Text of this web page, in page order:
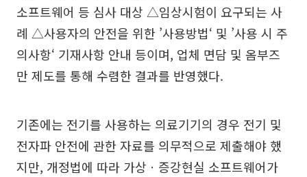
소프트웨어 등 심사 대상 △임상시험이 요구되는 사
례 △사용자의 안전을 위한 ’사용방법‘ 및 ’사용 시 주
의사항‘ 기재사항 안내 등이며, 업체 면담 및 옴부즈
만 제도를 통해 수렴한 결과를 반영했다.
기존에는 전기를 사용하는 의료기기의 경우 전기 및
전자파 안전에 관한 자료를 의무적으로 제출해야 했
지만, 개정법에 따라 가상ㆍ증강현실 소프트웨어가